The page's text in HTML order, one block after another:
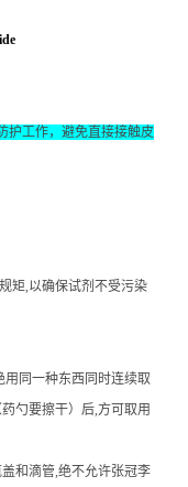
护工作，避免直接接触皮
矩,以确保试剂不受污染
同一种东西同时连续取
勺要擦干）后,方可取用
和滴管,绝不允许张冠李